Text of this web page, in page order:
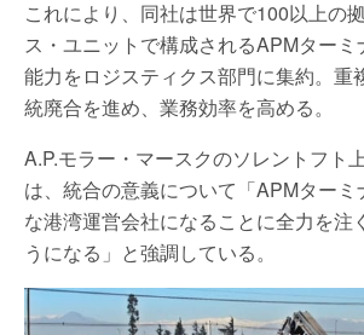
これにより、同社は世界で100以上の
ス・ユニットで構成されるAPMター
能力をロジスティクス部門に集約。重
統廃合を進め、業務効率を高める。
A.P.モラー・マースクのソレントフト
は、統合の意義について「APMター
な港湾運営会社になることに全力を注
うになる」と強調している。